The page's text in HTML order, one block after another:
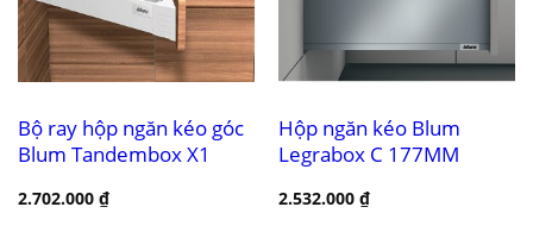
Bộ ray hộp ngăn kéo góc
Blum Tandembox X1
2.702.000 ₫
Hộp ngăn kéo Blum
Legrabox C 177MM
2.532.000 ₫